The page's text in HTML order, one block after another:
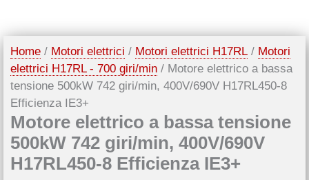
Home / Motori elettrici / Motori elettrici H17RL / Motori
elettrici H17RL - 700 giri/min / Motore elettrico a bassa
tensione 500kW 742 giri/min, 400V/690V H17RL450-8
Efficienza IE3+
Motore elettrico a bassa tensione
500kW 742 giri/min, 400V/690V
H17RL450-8 Efficienza IE3+